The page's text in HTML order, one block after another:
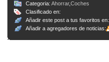
Categoria: Ahorrar,Coches
Clasificado en:
Añadir este post a tus favoritos en:
Añadir a agregadores de noticias: